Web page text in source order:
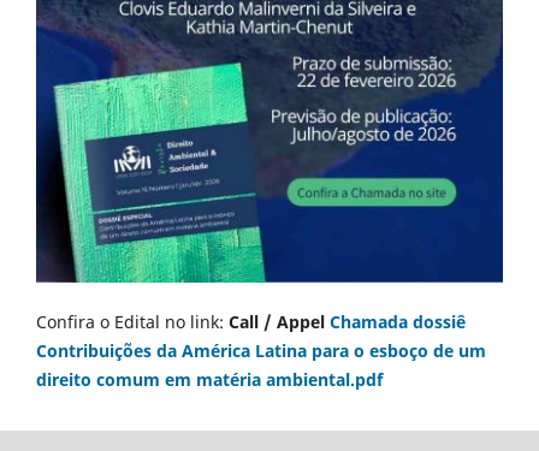
Confira o Edital no link: Call / Appel Chamada dossiê
Contribuições da América Latina para o esboço de um
direito comum em matéria ambiental.pdf